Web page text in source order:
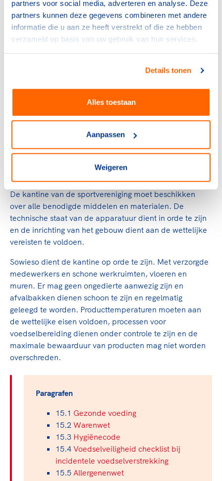
partners voor social media, adverteren en analyse. Deze
partners kunnen deze gegevens combineren met andere
informatie die u aan ze heeft verstrekt of die ze hebben
verzameld op basis van uw gebruik van hun services.
Details tonen
Alles toestaan
Aanpassen
Weigeren
laten zien dat er volgens de Hygiënecode gewerkt
wordt.
Om voedselveilig te kunnen werken, is het belangrijk dat
instructieformulieren moeten zichtbaar aanwezig zijn.
De leidinggevende van de kantine heeft de taak om te
controleren of medewerkers inderdaad de Hygiënecode
Staat van de kantine
De kantine van de sportvereniging moet beschikken
over alle benodigde middelen en materialen. De
technische staat van de apparatuur dient in orde te zijn
en de inrichting van het gebouw dient aan de wettelijke
vereisten te voldoen.
Sowieso dient de kantine op orde te zijn. Met verzorgde
medewerkers en schone werkruimten, vloeren en
muren. Er mag geen ongedierte aanwezig zijn en
afvalbakken dienen schoon te zijn en regelmatig
geleegd te worden. Producttemperaturen moeten aan
de wettelijke eisen voldoen, processen voor
voedselbereiding dienen onder controle te zijn en de
maximale bewaarduur van producten mag niet worden
overschreden.
Paragrafen
15.1 Gezonde voeding
15.2 Warenwet
15.3 Hygiënecode
15.4 Voedselveiligheid checklist bij
incidentele voedselverstrekking
15.5 Allergenenwet